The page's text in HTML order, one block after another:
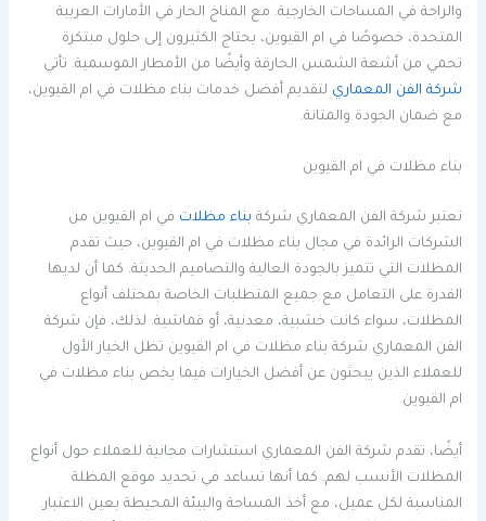
والراحة في المساحات الخارجية. مع المناخ الحار في الأمارات العربية
المتحدة، خصوصًا في ام القيوين، يحتاج الكثيرون إلى حلول مبتكرة
تحمي من أشعة الشمس الحارقة وأيضًا من الأمطار الموسمية. تأتي
شركة الفن المعماري لتقديم أفضل خدمات بناء مظلات في ام القيوين،
مع ضمان الجودة والمتانة.
بناء مظلات في ام القيوين
تعتبر شركة الفن المعماري شركة بناء مظلات في ام القيوين من
الشركات الرائدة في مجال بناء مظلات في ام القيوين، حيث تقدم
المظلات التي تتميز بالجودة العالية والتصاميم الحديثة. كما أن لديها
القدرة على التعامل مع جميع المتطلبات الخاصة بمختلف أنواع
المظلات، سواء كانت خشبية، معدنية، أو قماشية. لذلك، فإن شركة
الفن المعماري شركة بناء مظلات في ام القيوين تظل الخيار الأول
للعملاء الذين يبحثون عن أفضل الخيارات فيما يخص بناء مظلات في
ام القيوين.
أيضًا، تقدم شركة الفن المعماري استشارات مجانية للعملاء حول أنواع
المظلات الأنسب لهم. كما أنها تساعد في تحديد موقع المظلة
المناسبة لكل عميل، مع أخذ المساحة والبيئة المحيطة بعين الاعتبار.